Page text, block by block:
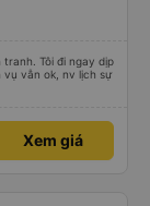
vậy 😅.Nói tóm lại
Phong Phú
Tôi đi ngay dịp
vụ vẫn ok, nv lịch sự
Xem giá